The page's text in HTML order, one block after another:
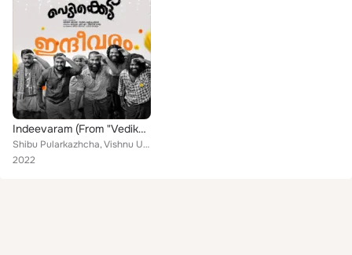
Indeevaram (From "Vedikkettu")
Shibu Pularkazhcha, Vishnu Unnikrishnan, Jyothish Babu, Hari Kandammuri, Jitheesh Babu, Subbayyan Paravur, Vinod Kalabhavan, San...
2022